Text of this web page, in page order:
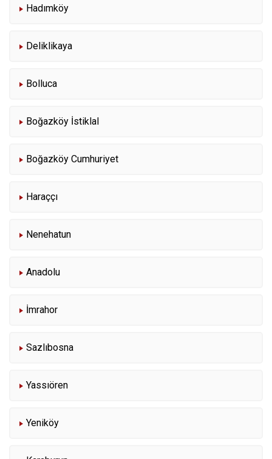
Hadımköy
Deliklikaya
Bolluca
Boğazköy İstiklal
Boğazköy Cumhuriyet
Haraççı
Nenehatun
Anadolu
İmrahor
Sazlıbosna
Yassıören
Yeniköy